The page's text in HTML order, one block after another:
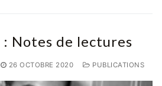
: Notes de lectures
26 OCTOBRE 2020 PUBLICATIONS